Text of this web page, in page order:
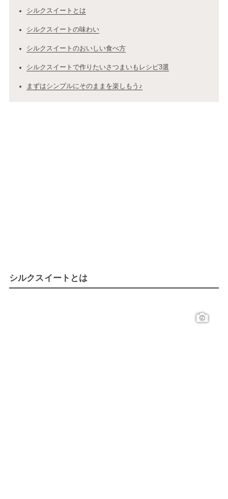
シルクスイートとは
シルクスイートの味わい
シルクスイートのおいしい食べ方
シルクスイートで作りたいさつまいもレシピ3選
まずはシンプルにそのままを楽しもう♪
シルクスイートとは